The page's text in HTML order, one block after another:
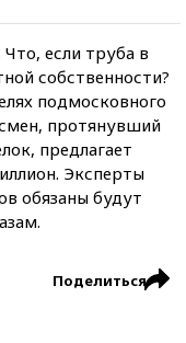
если труба в
собственности?
подмосковного
протянувший
предлагает
Эксперты
обязаны будут
Поделиться